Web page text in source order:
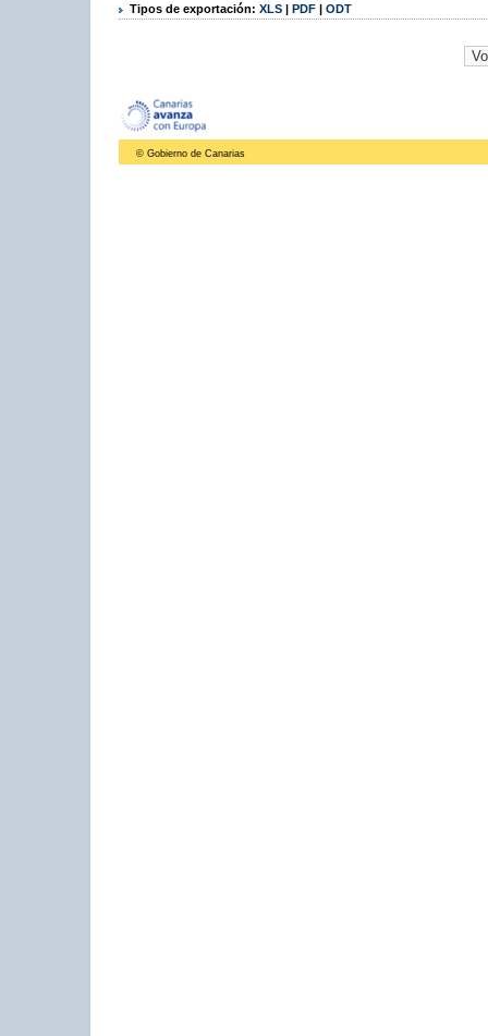
Tipos de exportación: XLS | PDF | ODT
© Gobierno de Canarias